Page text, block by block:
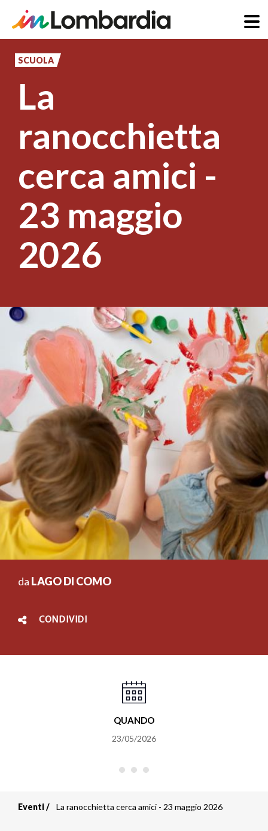
principale
SCUOLA
La
ranocchietta
cerca amici -
23 maggio
2026
da LAGO DI COMO
CONDIVIDI
QUANDO
23/05/2026
Eventi La ranocchietta cerca amici - 23 maggio 2026